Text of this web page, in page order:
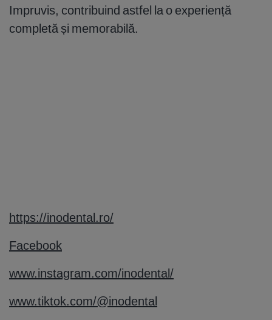
Impruvis, contribuind astfel la o experiență
completă și memorabilă.
https://inodental.ro/
Facebook
www.instagram.com/inodental/
www.tiktok.com/@inodental